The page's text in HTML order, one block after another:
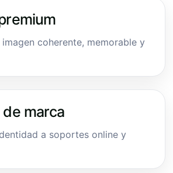
imagen coherente, memorable y
marca
a soportes online y